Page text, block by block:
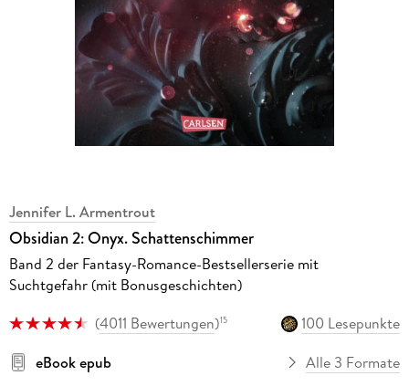
Jennifer L. Armentrout
Obsidian 2: Onyx. Schattenschimmer
Band 2 der Fantasy-Romance-Bestsellerserie mit
Suchtgefahr (mit Bonusgeschichten)
(4011 Bewertungen)15
100 Lesepunkte
eBook epub
Alle 3 Formate